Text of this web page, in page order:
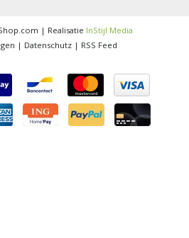
| Realisatie InStijl Media
| Datenschutz | RSS Feed